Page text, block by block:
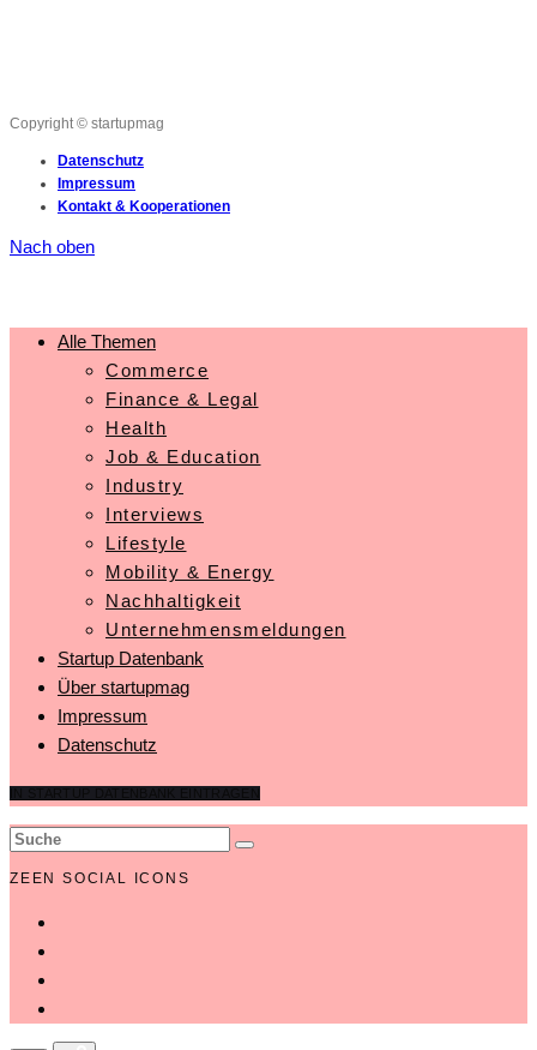
Copyright © startupmag
Datenschutz
Impressum
Kontakt & Kooperationen
Nach oben
Alle Themen
Commerce
Finance & Legal
Health
Job & Education
Industry
Interviews
Lifestyle
Mobility & Energy
Nachhaltigkeit
Unternehmensmeldungen
Startup Datenbank
Über startupmag
Impressum
Datenschutz
ZEEN SOCIAL ICONS